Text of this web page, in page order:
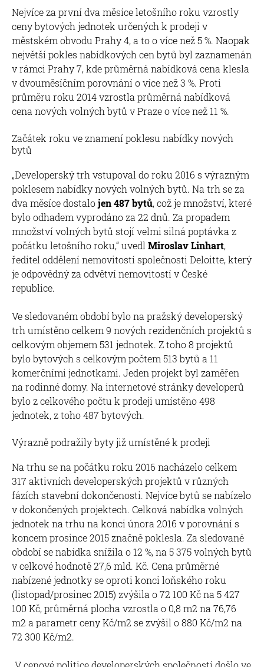
Nejvíce za první dva měsíce letošního roku vzrostly
ceny bytových jednotek určených k prodeji v
městském obvodu Prahy 4, a to o více než 5 %. Naopak
největší pokles nabídkových cen bytů byl zaznamenán
v rámci Prahy 7, kde průměrná nabídková cena klesla
v dvouměsíčním porovnání o více než 3 %. Proti
průměru roku 2014 vzrostla průměrná nabídková
cena nových volných bytů v Praze o více než 11 %.
Začátek roku ve znamení poklesu nabídky nových
bytů
„Developerský trh vstupoval do roku 2016 s výrazným
poklesem nabídky nových volných bytů. Na trh se za
dva měsíce dostalojen 487 bytů, což je množství, které
bylo odhadem vyprodáno za 22 dnů. Za propadem
množství volných bytů stojí velmi silná poptávka z
počátku letošního roku,“ uvedl Miroslav Linhart,
ředitel oddělení nemovitostí společnosti Deloitte, který
je odpovědný za odvětví nemovitostí v České
republice.
Ve sledovaném období bylo na pražský developerský
trh umístěno celkem 9 nových rezidenčních projektů s
celkovým objemem 531 jednotek. Z toho 8 projektů
bylo bytových s celkovým počtem 513 bytů a 11
komerčními jednotkami. Jeden projekt byl zaměřen
na rodinné domy. Na internetové stránky developerů
bylo z celkového počtu k prodeji umístěno 498
jednotek, z toho 487 bytových.
Výrazně podražily byty již umístěné k prodeji
Na trhu se na počátku roku 2016 nacházelo celkem
317 aktivních developerských projektů v různých
fázích stavební dokončenosti. Nejvíce bytů se nabízelo
v dokončených projektech. Celková nabídka volných
jednotek na trhu na konci února 2016 v porovnání s
koncem prosince 2015 značně poklesla. Za sledované
období se nabídka snížila o 12 %, na 5 375 volných bytů
v celkové hodnotě 27,6 mld. Kč. Cena průměrné
nabízené jednotky se oproti konci loňského roku
(listopad/prosinec 2015) zvýšila o 72 100 Kč na 5 427
100 Kč, průměrná plocha vzrostla o 0,8 m2 na 76,76
m2 a parametr ceny Kč/m2 se zvýšil o 880 Kč/m2 na
72 300 Kč/m2.